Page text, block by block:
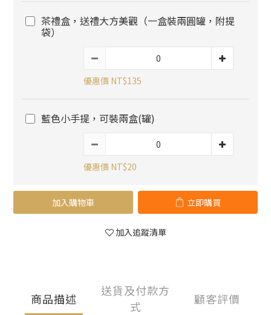
茶禮盒，送禮大方美觀（一盒裝兩圓罐，附提
袋）
優惠價 NT$135
藍色小手提，可裝兩盒(罐)
優惠價 NT$20
加入購物車 立即購買
加入追蹤清單
商品描述
送貨及付款方
式
顧客評價